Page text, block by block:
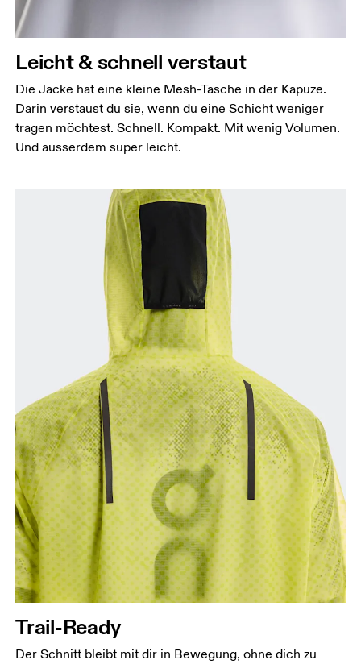
Leicht & schnell verstaut
Die Jacke hat eine kleine Mesh-Tasche in der Kapuze.
Darin verstaust du sie, wenn du eine Schicht weniger
tragen möchtest. Schnell. Kompakt. Mit wenig Volumen.
Und ausserdem super leicht.
Trail-Ready
Der Schnitt bleibt mit dir in Bewegung, ohne dich zu